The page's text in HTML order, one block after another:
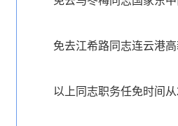
免去江希路同志连云港
以上同志职务任免时间